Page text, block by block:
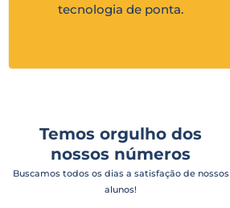
tecnologia de ponta.
Temos orgulho dos
nossos números
Buscamos todos os dias a satisfação de nossos
alunos!